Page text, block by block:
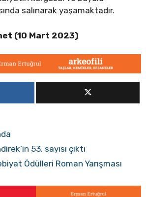
salınarak yaşamaktadır.
(10 Mart 2023)
53. sayısı çıktı
Ödülleri Roman Yarışması